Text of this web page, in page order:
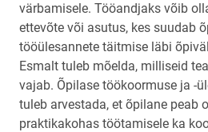
värbamisele. Tööandjaks võib
ettevõte või asutus, kes suudab
tööülesannete täitmise läbi
Esmalt tuleb mõelda, milliseid
vajab. Õpilase töökoormuse ja -
tuleb arvestada, et õpilane peab
praktikakohas töötamisele ka